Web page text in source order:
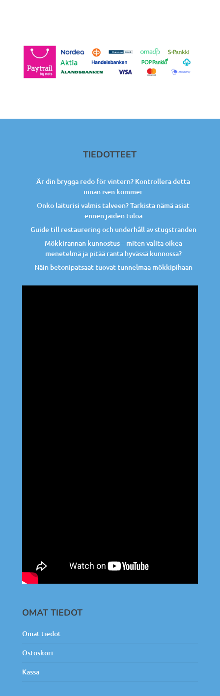
TIEDOTTEET
Är din brygga redo för vintern? Kontrollera detta
innan isen kommer
Onko laiturisi valmis talveen? Tarkista nämä asiat
ennen jäiden tuloa
Guide till restaurering och underhåll av stugstranden
Mökkirannan kunnostus – miten valita oikea
menetelmä ja pitää ranta hyvässä kunnossa?
Näin betonipatsaat tuovat tunnelmaa mökkipihaan
OMAT TIEDOT
Omat tiedot
Ostoskori
Kassa